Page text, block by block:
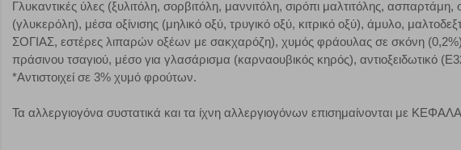
Γλυκαντικές ύλες (ξυλιτόλη, σορβιτόλη, μαννιτόλη, σιρόπι μαλτιτόλης,
(γλυκερόλη), μέσα οξίνισης (μηλικό οξύ, τρυγικό οξύ, κιτρικό οξύ), άμυλο,
ΣΟΓΙΑΣ, εστέρες λιπαρών οξέων με σακχαρόζη), χυμός φράουλας σε σκόνη
πράσινου τσαγιού, μέσo για γλασάρισμα (καρναουβικός κηρός), αντιοξειδωτικό
*Αντιστοιχεί σε 3% χυμό φρούτων.
Τα αλλεργιογόνα συστατικά και τα ίχνη αλλεργιογόνων επισημαίνονται με
και, συνεπώς, ανώνυμες. Αν δεν επιτρέψετε την αποδοχή αυτής της κατηγορίας cookies,
cookies
cookies είναι απαραίτητη για τη λειτουργία του ιστότοπου και ενεργοποιημένη. Έχετε